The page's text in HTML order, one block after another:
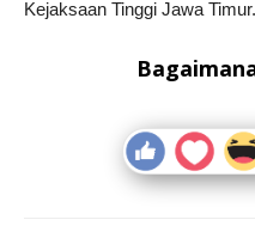
Kejaksaan Tinggi Jawa Timur.